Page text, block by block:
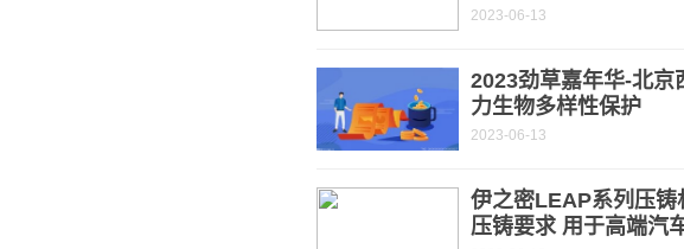
2023-06-13
2023劲草嘉年华-北京
力生物多样性保护
2023-06-13
伊之密LEAP系列压
压铸要求 用于高端汽